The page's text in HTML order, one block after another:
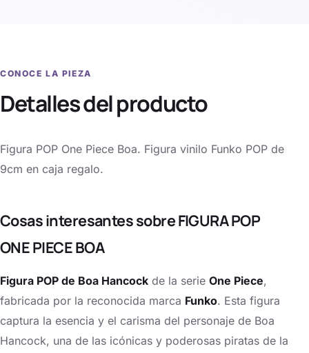
CONOCE LA PIEZA
Detalles del producto
Figura POP One Piece Boa. Figura vinilo Funko POP de
9cm en caja regalo.
Cosas interesantes sobre FIGURA POP
ONE PIECE BOA
Figura POP de Boa Hancock de la serie One Piece,
fabricada por la reconocida marca Funko. Esta figura
captura la esencia y el carisma del personaje de Boa
Hancock, una de las icónicas y poderosas piratas de la